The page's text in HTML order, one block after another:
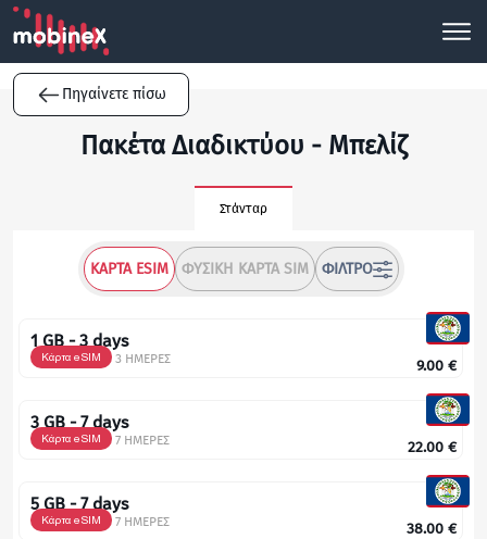
Πηγαίνετε πίσω
Πακέτα Διαδικτύου - Μπελίζ
Στάνταρ
ΚΆΡΤΑ ESIM ΦΥΣΙΚΉ ΚΆΡΤΑ SIM ΦΊΛΤΡΟ
1 GB - 3 days
Κάρτα eSIM 3 ΗΜΕΡΕΣ 9.00 €
3 GB - 7 days
Κάρτα eSIM 7 ΗΜΕΡΕΣ 22.00 €
5 GB - 7 days
Κάρτα eSIM 7 ΗΜΕΡΕΣ 38.00 €